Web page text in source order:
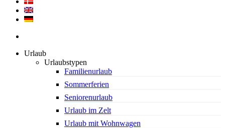
Urlaub
Urlaubstypen
Familienurlaub
Sommerferien
Seniorenurlaub
Urlaub im Zelt
Urlaub mit Wohnwagen